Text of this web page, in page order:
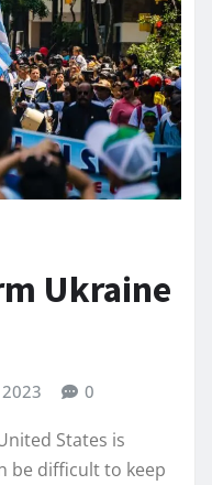
Ukraine
0
States is
be difficult to keep